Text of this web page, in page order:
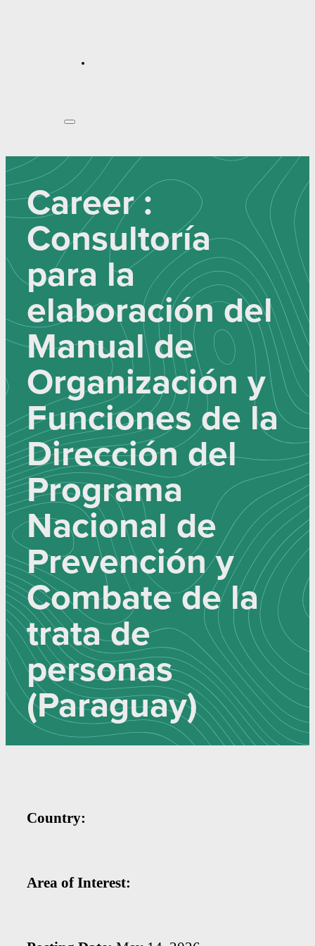
Career :
Consultoría
para la
elaboración del
Manual de
Organización y
Funciones de la
Dirección del
Programa
Nacional de
Prevención y
Combate de la
trata de
personas
(Paraguay)
Country:
Area of Interest: